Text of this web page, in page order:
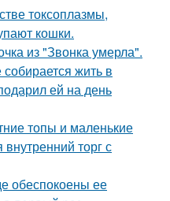
токсоплазмы,
кошки.
из "Звонка умерла".
жить в
ей на день
топы и маленькие
торг с
обеспокоены ее